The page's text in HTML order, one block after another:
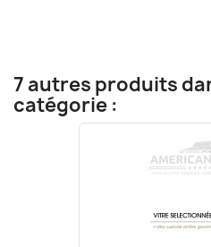
7 autres produits
catégorie :